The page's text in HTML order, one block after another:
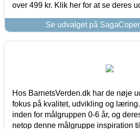
over 499 kr. Klik her for at se deres
Se udvalget på
Hos BarnetsVerden.dk har de nøje
fokus på kvalitet, udvikling og
inden for målgruppen 0-6 år, og
netop denne målgruppe inspiration